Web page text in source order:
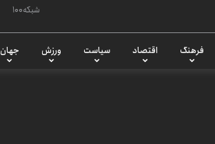
شبکه۱۰۰
فرهنگ اقتصاد سیاست ورزش جهان